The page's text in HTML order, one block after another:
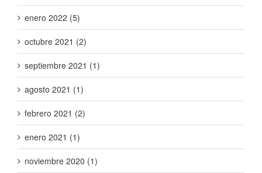
enero 2022 (5)
octubre 2021 (2)
septiembre 2021 (1)
agosto 2021 (1)
febrero 2021 (2)
enero 2021 (1)
noviembre 2020 (1)